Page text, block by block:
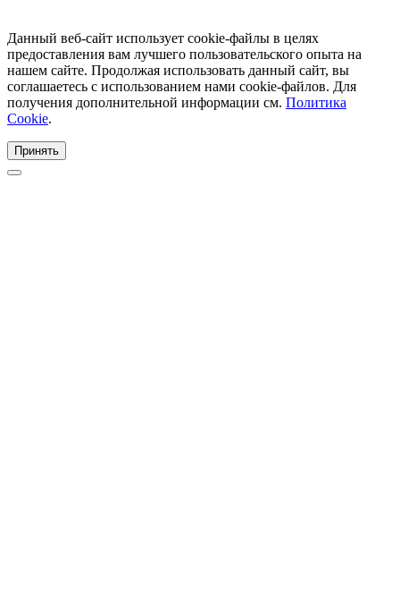
Данный веб-сайт использует cookie-файлы в целях
предоставления вам лучшего пользовательского опыта на
нашем сайте. Продолжая использовать данный сайт, вы
соглашаетесь с использованием нами cookie-файлов. Для
получения дополнительной информации см. Политика
Cookie.
Принять